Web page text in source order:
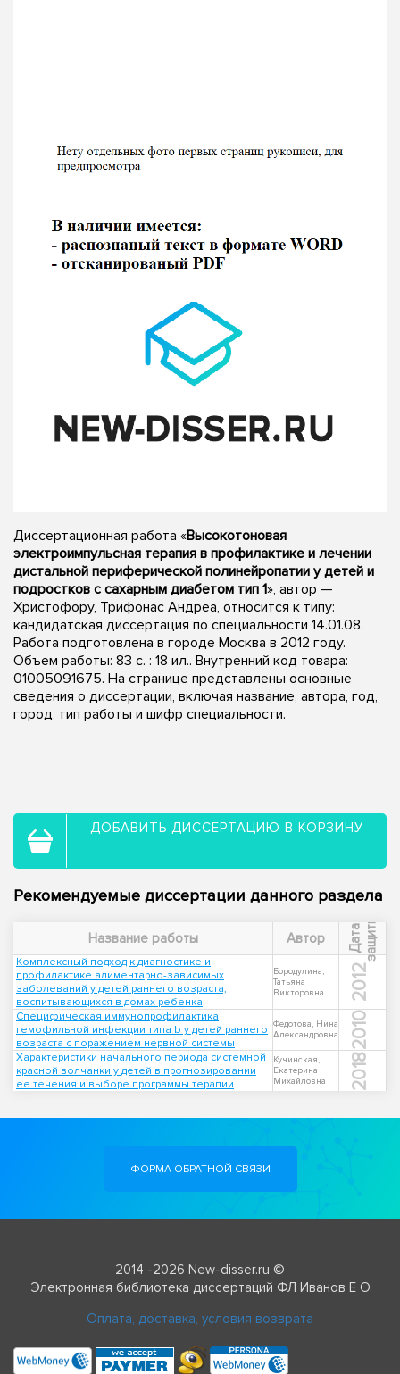
Диссертационная работа «Высокотоновая
электроимпульсная терапия в профилактике и лечении
дистальной периферической полинейропатии у детей и
подростков с сахарным диабетом тип 1», автор —
Христофору, Трифонас Андреа, относится к типу:
кандидатская диссертация по специальности 14.01.08.
Работа подготовлена в городе Москва в 2012 году.
Объем работы: 83 с. : 18 ил.. Внутренний код товара:
01005091675. На странице представлены основные
сведения о диссертации, включая название, автора, год,
город, тип работы и шифр специальности.
ДОБАВИТЬ ДИССЕРТАЦИЮ В КОРЗИНУ
Рекомендуемые диссертации данного раздела
Название работы Автор Д
а
т
а
з
а
щ
и
т ы
Комплексный подход к диагностике и
профилактике алиментарно-зависимых
заболеваний у детей раннего возраста,
воспитывающихся в домах ребенка
Бородулина,
Татьяна
Викторовна
2012
Специфическая иммунопрофилактика
гемофильной инфекции типа b у детей раннего
возраста с поражением нервной системы
Федотова, Нина
Александровна
2010
Характеристики начального периода системной
красной волчанки у детей в прогнозировании
ее течения и выборе программы терапии
Кучинская,
Екатерина
Михайловна
2018
ФОРМА ОБРАТНОЙ СВЯЗИ
2014 -2026 New-disser.ru ©
Электронная библиотека диссертаций ФЛ Иванов Е О
Оплата, доставка, условия возврата